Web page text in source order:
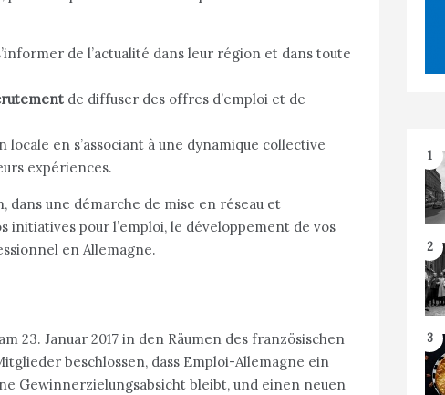
de l’actualité dans leur région et dans toute
de diffuser des offres d’emploi et de
locale en s’associant à une dynamique collective
expériences.
dans une démarche de mise en réseau et
initiatives pour l’emploi, le développement de vos
en Allemagne.
23. Januar 2017 in den Räumen des französischen
beschlossen, dass Emploi-Allemagne ein
Gewinnerzielungsabsicht bleibt, und einen neuen
1
2
3